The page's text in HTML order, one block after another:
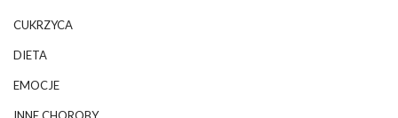
CUKRZYCA
DIETA
EMOCJE
INNE CHOROBY